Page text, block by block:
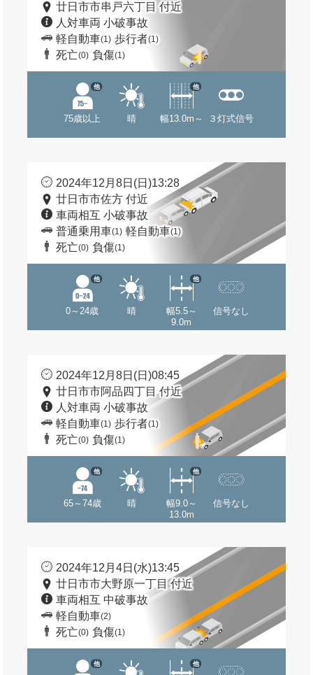
廿日市市串戸六丁目 付近
人対車両 小破事故
軽自動車(1) 歩行者(1)
死亡(0) 負傷(1)
75歳以上
他
晴 幅13.0m～
他
３灯式信号
2024年12月8日(日)13:28
廿日市市佐方 付近
車両相互 小破事故
普通乗用車(1) 軽自動車(1)
死亡(0) 負傷(1)
0～24歳
他
晴
幅5.5～
9.0m
他
信号なし
2024年12月8日(日)08:45
廿日市市阿品四丁目 付近
人対車両 小破事故
軽自動車(1) 歩行者(1)
死亡(0) 負傷(1)
65～74歳
他
晴
幅9.0～
13.0m
他
信号なし
2024年12月4日(水)13:45
廿日市市大野原一丁目 付近
車両相互 中破事故
軽自動車(2)
死亡(0) 負傷(1)
他 他